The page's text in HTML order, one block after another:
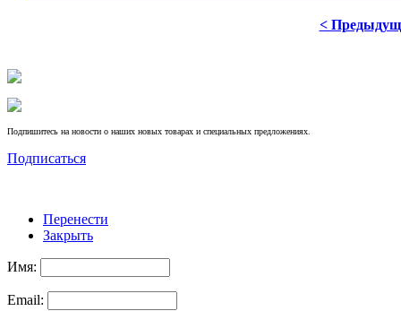
<
Подпишитесь на новости о наших новых товарах и специальных предложениях.
Подписаться
Перенести
Закрыть
Имя:
Email: